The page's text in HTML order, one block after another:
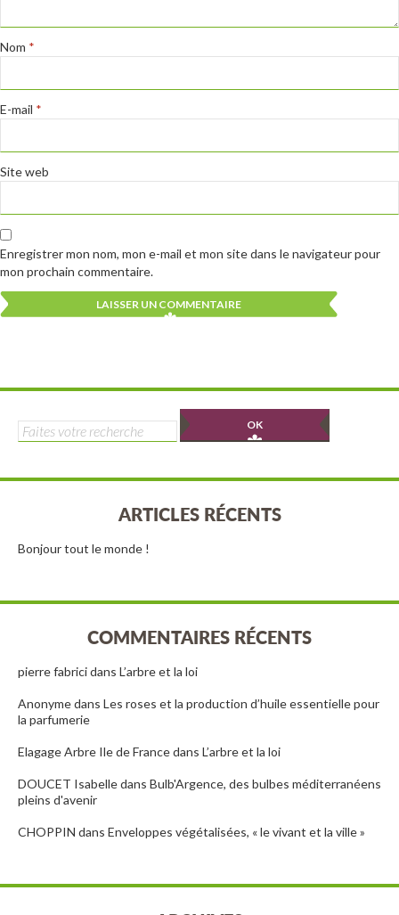
Nom *
E-mail *
Site web
Enregistrer mon nom, mon e-mail et mon site dans le navigateur pour
mon prochain commentaire.
Rechercher :
ARTICLES RÉCENTS
Bonjour tout le monde !
COMMENTAIRES RÉCENTS
pierre fabricidans L’arbre et la loi
Anonymedans Les roses et la production d’huile essentielle pour
la parfumerie
Elagage Arbre Ile de Francedans L’arbre et la loi
DOUCET Isabelledans Bulb'Argence, des bulbes méditerranéens
pleins d'avenir
CHOPPIN dans Enveloppes végétalisées, « le vivant et la ville »